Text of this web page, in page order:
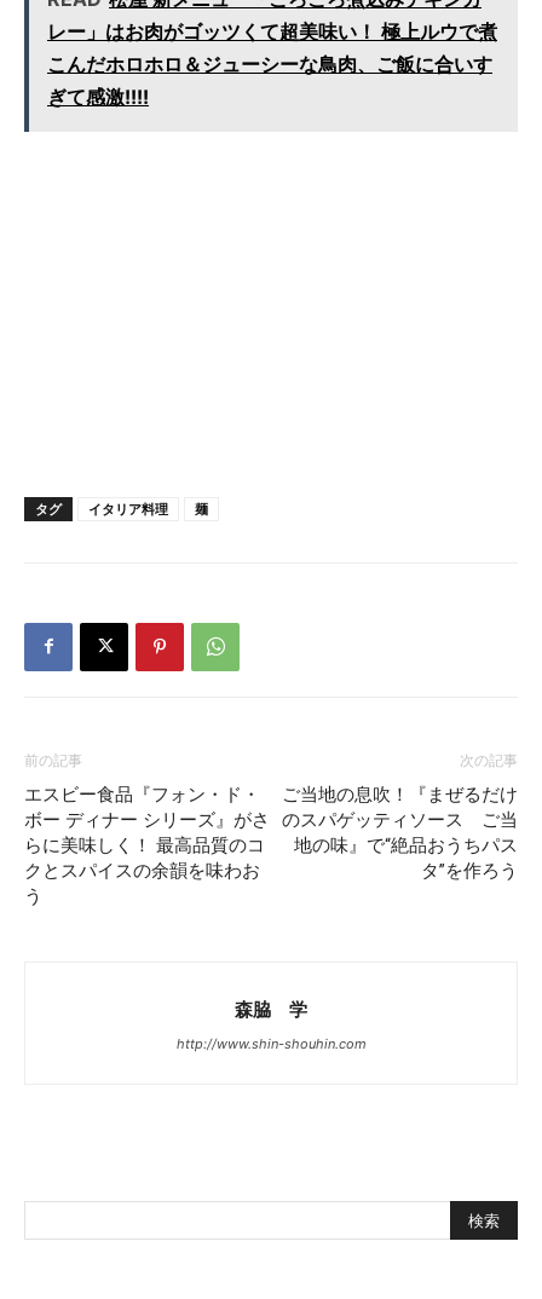
レー」はお肉がゴッツくて超美味い！ 極上ルウで煮
こんだホロホロ＆ジューシーな鳥肉、ご飯に合いす
ぎて感激!!!!
タグ イタリア料理 麺
前の記事
エスビー食品『フォン・ド・
ボー ディナー シリーズ』がさ
らに美味しく！ 最高品質のコ
クとスパイスの余韻を味わお
う
次の記事
ご当地の息吹！『まぜるだけ
のスパゲッティソース ご当
地の味』で“絶品おうちパス
タ”を作ろう
森脇 学
http://www.shin-shouhin.com